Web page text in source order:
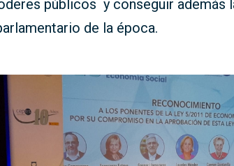
públicos y conseguir además
de la época.